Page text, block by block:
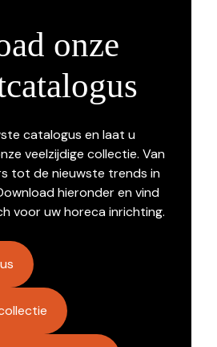
onze
catalogus en laat u
veelzijdige collectie. Van
tot de nieuwste trends in
hieronder en vind
voor uw horeca inrichting.